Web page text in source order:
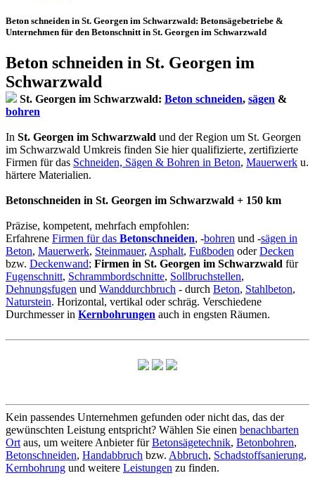
Beton schneiden in St. Georgen im Schwarzwald: Betonsägebetriebe &
Unternehmen für den Betonschnitt in St. Georgen im Schwarzwald
Beton schneiden in St. Georgen im
Schwarzwald
St. Georgen im Schwarzwald: Beton schneiden, sägen &
bohren
In St. Georgen im Schwarzwald und der Region um St. Georgen
im Schwarzwald Umkreis finden Sie hier qualifizierte, zertifizierte
Firmen für das Schneiden, Sägen & Bohren in Beton, Mauerwerk u.
härtere Materialien.
Betonschneiden in St. Georgen im Schwarzwald + 150 km
Präzise, kompetent, mehrfach empfohlen:
Erfahrene Firmen für das Betonschneiden, -bohren und -sägen in
Beton, Mauerwerk, Steinmauer, Asphalt, Fußboden oderDecken
bzw. Deckenwand; Firmen in St. Georgen im Schwarzwald für
Fugenschnitt, Schrammbordschnitte, Sollbruchstellen,
Dehnungsfugen und Wanddurchbruch - durch Beton, Stahlbeton,
Naturstein. Horizontal, vertikal oder schräg. Verschiedene
Durchmesser in Kernbohrungen auch in engsten Räumen.
Kein passendes Unternehmen gefunden oder nicht das, das der
gewünschten Leistung entspricht? Wählen Sie einen benachbarten
Ort aus, um weitere Anbieter fürBetonsägetechnik, Betonbohren,
Betonschneiden, Handabbruch bzw. Abbruch, Schadstoffsanierung,
Kernbohrung und weitere Leistungen zu finden.